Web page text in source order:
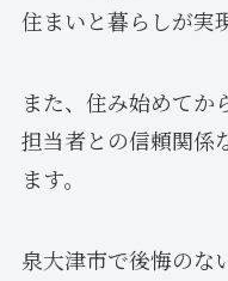
住まいと暮らしが実
また、住み始めてか
担当者との信頼関係
ます。
泉大津市で後悔のな